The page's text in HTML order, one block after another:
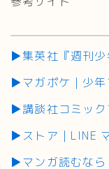
▶集英社『週刊少
▶マガポケ｜少年
▶講談社コミック
▶ストア｜LINE
▶マンガ読むなら